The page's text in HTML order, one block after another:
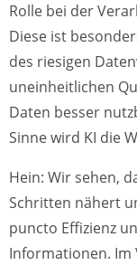
Rolle bei der
Diese ist
des riesigen
uneinheitlichen
Daten besser
Sinne wird KI die
Hein: Wir sehen,
Schritten nähert
puncto Effizienz
Informationen. Im